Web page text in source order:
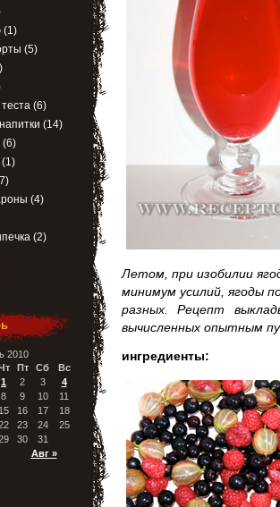
Летом, при изобилии
минимум усилий, ягоды
разных. Рецепт
вычисленных опытным
ингредиенты:
(1)
(5)
(6)
(14)
(6)
(4)
(2)
2010
Пт Сб Вс
Авг »
1 2 3
4
8 9 10
11
15 16 17
18
23 24
25
30 31